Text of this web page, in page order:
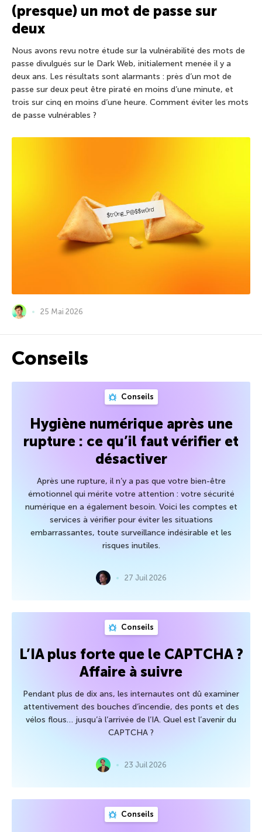
(presque) un mot de passe sur
deux
Nous avons revu notre étude sur la vulnérabilité des mots de
passe divulgués sur le Dark Web, initialement menée il y a
deux ans. Les résultats sont alarmants : près d’un mot de
passe sur deux peut être piraté en moins d’une minute, et
trois sur cinq en moins d’une heure. Comment éviter les mots
de passe vulnérables ?
25 Mai 2026
Conseils
Conseils
Hygiène numérique après une
rupture : ce qu’il faut vérifier et
désactiver
Après une rupture, il n’y a pas que votre bien-être
émotionnel qui mérite votre attention : votre sécurité
numérique en a également besoin. Voici les comptes et
services à vérifier pour éviter les situations
embarrassantes, toute surveillance indésirable et les
risques inutiles.
27 Juil 2026
Conseils
L’IA plus forte que le CAPTCHA ?
Affaire à suivre
Pendant plus de dix ans, les internautes ont dû examiner
attentivement des bouches d’incendie, des ponts et des
vélos flous… jusqu’à l’arrivée de l’IA. Quel est l’avenir du
CAPTCHA ?
23 Juil 2026
Conseils